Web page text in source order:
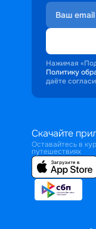
Нажимая
Политику
даёте
Скачайте
Оставайтесь в
путешествиях